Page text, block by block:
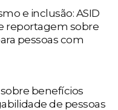
e inclusão: ASID
reportagem sobre
pessoas com
benefícios
de pessoas